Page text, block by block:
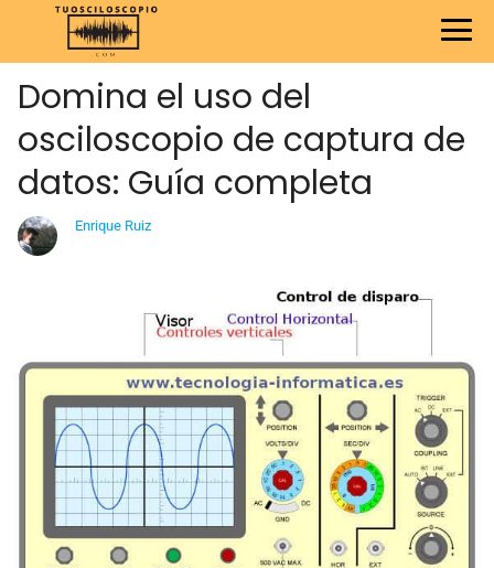
Domina el uso del
osciloscopio de captura de
datos: Guía completa
Enrique Ruiz